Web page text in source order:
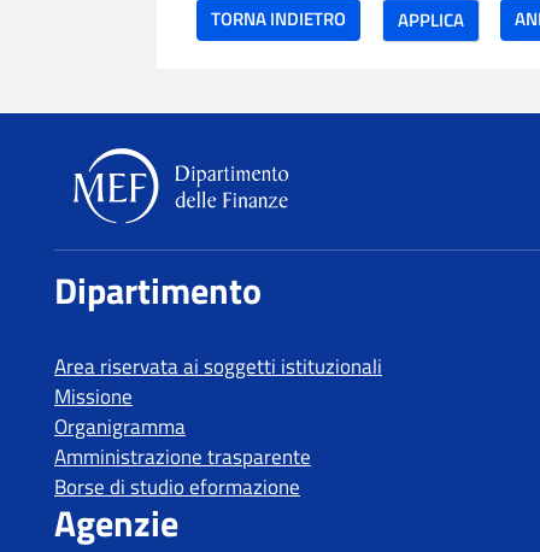
TORNA INDIETRO
Dipartimento delle Finanze
Dipartimento
Area riservata ai soggetti istituzionali
Missione
Organigramma
Amministrazione trasparente
Borse di studio eformazione
Agenzie